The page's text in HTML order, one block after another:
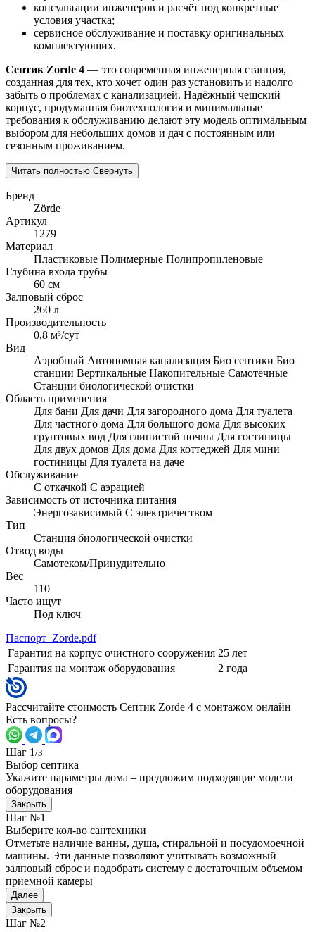
консультации инженеров и расчёт под конкретные
условия участка;
сервисное обслуживание и поставку оригинальных
комплектующих.
Септик Zorde 4 — это современная инженерная станция,
созданная для тех, кто хочет один раз установить и надолго
забыть о проблемах с канализацией. Надёжный чешский
корпус, продуманная биотехнология и минимальные
требования к обслуживанию делают эту модель оптимальным
выбором для небольших домов и дач с постоянным или
сезонным проживанием.
Читать полностью Свернуть
Бренд
Zörde
Артикул
1279
Материал
Пластиковые Полимерные Полипропиленовые
Глубина входа трубы
60 см
Залповый сброс
260 л
Производительность
0,8 м³/сут
Вид
Аэробный Автономная канализация Био септики Био
станции Вертикальные Накопительные Самотечные
Станции биологической очистки
Область применения
Для бани Для дачи Для загородного дома Для туалета
Для частного дома Для большого дома Для высоких
грунтовых вод Для глинистой почвы Для гостиницы
Для двух домов Для дома Для коттеджей Для мини
гостиницы Для туалета на даче
Обслуживание
С откачкой С аэрацией
Зависимость от источника питания
Энергозависимый С электричеством
Тип
Станция биологической очистки
Отвод воды
Самотеком/Принудительно
Вес
110
Часто ищут
Под ключ
Паспорт_Zorde.pdf
Гарантия на корпус очистного сооружения 25 лет
Гарантия на монтаж оборудования
2 года
Рассчитайте стоимость Септик Zorde 4 с монтажом онлайн
Есть вопросы?
Шаг 1 /3
Выбор септика
Укажите параметры дома – предложим подходящие модели
оборудования
Закрыть
Шаг №1
Выберите кол-во сантехники
Отметьте наличие ванны, душа, стиральной и посудомоечной
машины. Эти данные позволяют учитывать возможный
залповый сброс и подобрать систему с достаточным объемом
приемной камеры
Далее
Закрыть
Шаг №2